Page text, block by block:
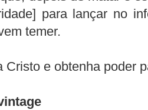
para lançar no
temer.
Cristo e obtenha poder